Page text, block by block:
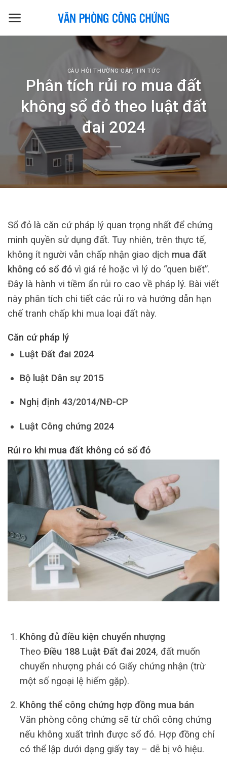
CÂU HỎI THƯỜNG GẶP,TIN TỨC
Phân tích rủi ro mua đất
không sổ đỏ theo luật đất
đai 2024
Sổ đỏ là căn cứ pháp lý quan trọng nhất để chứng
minh quyền sử dụng đất. Tuy nhiên, trên thực tế,
không ít người vẫn chấp nhận giao dịch mua đất
không có sổ đỏ vì giá rẻ hoặc vì lý do “quen biết”.
Đây là hành vi tiềm ẩn rủi ro cao về pháp lý. Bài viết
này phân tích chi tiết các rủi ro và hướng dẫn hạn
chế tranh chấp khi mua loại đất này.
Căn cứ pháp lý
Luật Đất đai 2024
Bộ luật Dân sự 2015
Nghị định 43/2014/NĐ-CP
Luật Công chứng 2024
Rủi ro khi mua đất không có sổ đỏ
Không đủ điều kiện chuyển nhượng
Theo Điều 188 Luật Đất đai 2024, đất muốn
chuyển nhượng phải có Giấy chứng nhận (trừ
một số ngoại lệ hiếm gặp).
Không thể công chứng hợp đồng mua bán
Văn phòng công chứng sẽ từ chối công chứng
nếu không xuất trình được sổ đỏ. Hợp đồng chỉ
có thể lập dưới dạng giấy tay – dễ bị vô hiệu.